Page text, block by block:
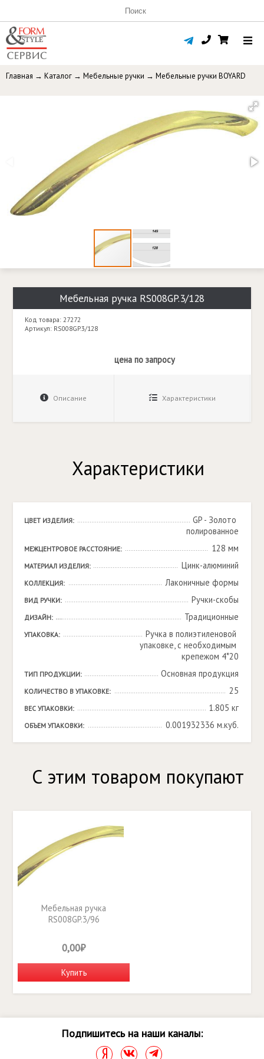
Главная → Каталог → Мебельные ручки → Мебельные ручки BOYARD
Мебельная ручка RS008GP.3/128
Код товара: 27272
Артикул: RS008GP.3/128
цена по запросу
Описание Характеристики
Характеристики
ЦВЕТ ИЗДЕЛИЯ:
GP - Золото
полированное
МЕЖЦЕНТРОВОЕ РАССТОЯНИЕ: 128 мм
МАТЕРИАЛ ИЗДЕЛИЯ: Цинк-алюминий
КОЛЛЕКЦИЯ: Лаконичные формы
ВИД РУЧКИ: Ручки-скобы
ДИЗАЙН: Традиционные
УПАКОВКА:
Ручка в полиэтиленовой
упаковке, с необходимым
крепежом 4*20
ТИП ПРОДУКЦИИ: Основная продукция
КОЛИЧЕСТВО В УПАКОВКЕ: 25
ВЕС УПАКОВКИ: 1.805 кг
ОБЪЕМ УПАКОВКИ: 0.001932336 м.куб.
С этим товаром покупают
Мебельная ручка
RS008GP.3/96
0,00₽
Купить
Подпишитесь на наши каналы: